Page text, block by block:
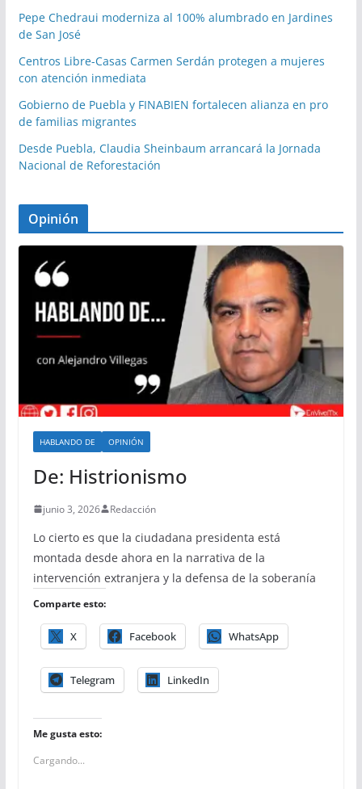
Pepe Chedraui moderniza al 100% alumbrado en Jardines
de San José
Centros Libre-Casas Carmen Serdán protegen a mujeres
con atención inmediata
Gobierno de Puebla y FINABIEN fortalecen alianza en pro
de familias migrantes
Desde Puebla, Claudia Sheinbaum arrancará la Jornada
Nacional de Reforestación
Opinión
HABLANDO DE OPINIÓN
De: Histrionismo
junio 3, 2026 Redacción
Lo cierto es que la ciudadana presidenta está
montada desde ahora en la narrativa de la
intervención extranjera y la defensa de la soberanía
Comparte esto:
X Facebook WhatsApp
Telegram LinkedIn
Me gusta esto:
Cargando...